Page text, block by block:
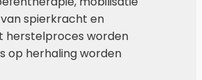
spierkracht en
herstelproces worden
op herhaling worden